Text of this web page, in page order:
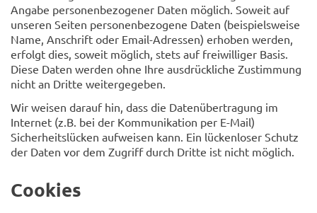
Angabe personenbezogener Daten möglich. Soweit auf
unseren Seiten personenbezogene Daten (beispielsweise
Name, Anschrift oder Email-Adressen) erhoben werden,
erfolgt dies, soweit möglich, stets auf freiwilliger Basis.
Diese Daten werden ohne Ihre ausdrückliche Zustimmung
nicht an Dritte weitergegeben.
Wir weisen darauf hin, dass die Datenübertragung im
Internet (z.B. bei der Kommunikation per E-Mail)
Sicherheitslücken aufweisen kann. Ein lückenloser Schutz
der Daten vor dem Zugriff durch Dritte ist nicht möglich.
Cookies